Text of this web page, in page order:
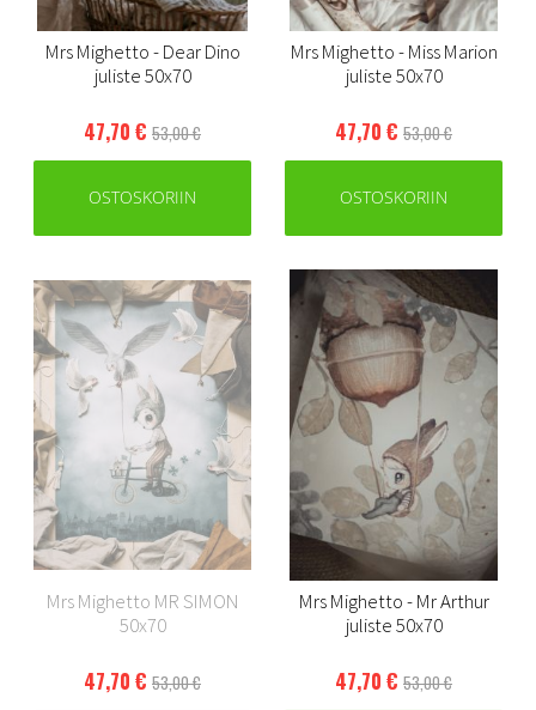
Mrs Mighetto - Dear Dino
juliste 50x70
47,70 € 53,00 €
OSTOSKORIIN
Mrs Mighetto - Miss Marion
juliste 50x70
47,70 € 53,00 €
OSTOSKORIIN
Mrs Mighetto MR SIMON
50x70
47,70 € 53,00 €
Mrs Mighetto - Mr Arthur
juliste 50x70
47,70 € 53,00 €